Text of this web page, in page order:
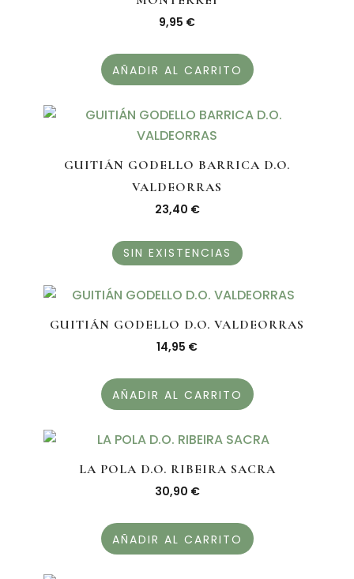
9,95 €
AÑADIR AL CARRITO
GUITIÁN GODELLO BARRICA D.O.
VALDEORRAS
23,40 €
SIN EXISTENCIAS
GUITIÁN GODELLO D.O. VALDEORRAS
14,95 €
AÑADIR AL CARRITO
LA POLA D.O. RIBEIRA SACRA
30,90 €
AÑADIR AL CARRITO